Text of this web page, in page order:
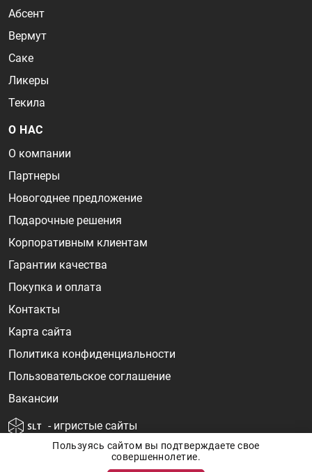
Абсент
Вермут
Саке
Ликеры
Текила
О НАС
О компании
Партнеры
Новогоднее предложение
Подарочные решения
Корпоративным клиентам
Гарантии качества
Покупка и оплата
Контакты
Карта сайта
Политика конфиденциальности
Пользовательское соглашение
Вакансии
- игристые сайты
Пользуясь сайтом вы подтверждаете свое
совершеннолетие.